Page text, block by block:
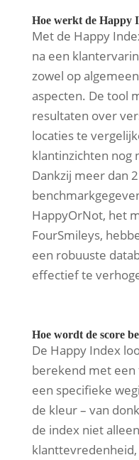
Hoe werkt de Happy
Met de Happy
na een
zowel op
aspecten. De tool
resultaten over
locaties te
klantinzichten nog
Dankzij meer dan
HappyOrNot, het
FourSmileys,
een robuuste
effectief te
Hoe wordt de score
De Happy Index
berekend met
een specifieke
de kleur – van
de index niet